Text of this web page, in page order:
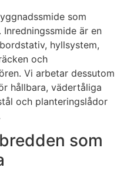
som
är en
hyllsystem,
och
Vi arbetar dessutom
hållbara, vädertåliga
och planteringslådor
som